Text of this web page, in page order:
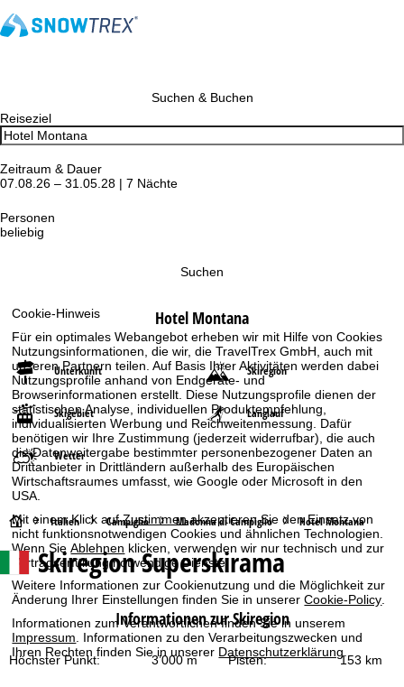
Cookie-Hinweis
Für ein optimales Webangebot erheben wir mit Hilfe von Cookies
Nutzungsinformationen, die wir, die TravelTrex GmbH, auch mit
unseren Partnern teilen. Auf Basis Ihrer Aktivitäten werden dabei
Nutzungsprofile anhand von Endgeräte- und
Browserinformationen erstellt. Diese Nutzungsprofile dienen der
statistischen Analyse, individuellen Produktempfehlung,
individualisierten Werbung und Reichweitenmessung. Dafür
benötigen wir Ihre Zustimmung (jederzeit widerrufbar), die auch
die Datenweitergabe bestimmter personenbezogener Daten an
Drittanbieter in Drittländern außerhalb des Europäischen
Wirtschaftsraumes umfasst, wie Google oder Microsoft in den
USA.
Mit einem Klick aufZustimmenakzeptieren Sie den Einsatz von
nicht funktionsnotwendigen Cookies und ähnlichen Technologien.
Wenn SieAblehnen klicken, verwenden wir nur technisch und zur
Vertragserfüllung notwendige Dienste.
Weitere Informationen zur Cookienutzung und die Möglichkeit zur
Änderung Ihrer Einstellungen finden Sie in unsererCookie-Policy
Informationen zum Verantwortlichen finden Sie in unserem
Impressum . Informationen zu den Verarbeitungszwecken und
Ihren Rechten finden Sie in unserer Datenschutzerklärung
Suchen & Buchen
Reiseziel
Zeitraum & Dauer
07.08.26 – 31.05.28 | 7 Nächte
Personen
beliebig
Suchen
Hotel Montana
Unterkunft Skiregion
Skigebiet Langlauf
Wetter
S
t
a
r
t
Italien Campiglio Madonna di Campiglio Hotel Montana
Skiregion Superskirama
Informationen zur Skiregion
Höchster Punkt: 3’000 m Pisten: 153 km